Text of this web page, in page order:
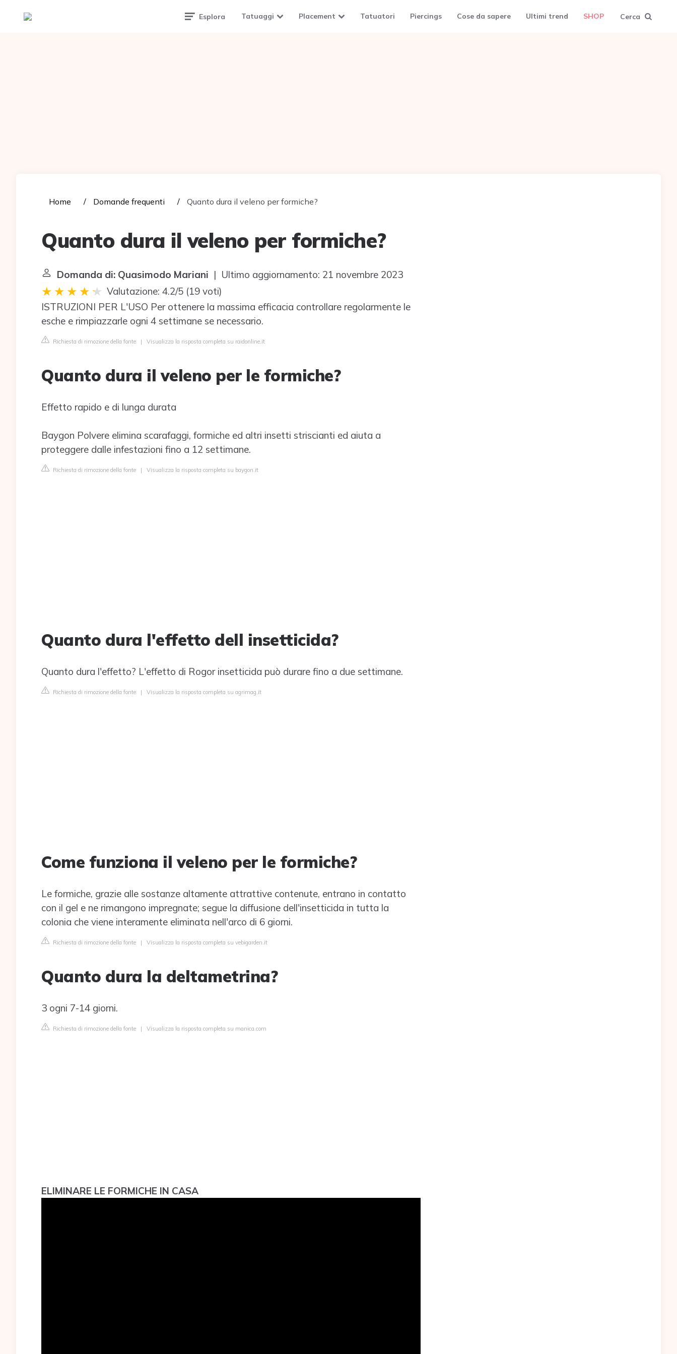
Tattoomuse.it Esplora Tatuaggi Placement Tatuatori Piercings Cose da sapere Ultimi trend SHOP Cerca
Home Domande frequenti Quanto dura il veleno per formiche?
Quanto dura il veleno per formiche?
Domanda di: Quasimodo Mariani | Ultimo aggiornamento: 21 novembre 2023
Valutazione: 4.2/5 (19 voti)
ISTRUZIONI PER L'USO Per ottenere la massima efficacia controllare regolarmente le
esche e rimpiazzarle ogni 4 settimane se necessario.
Richiesta di rimozione della fonte | Visualizza la risposta completa su raidonline.it
Quanto dura il veleno per le formiche?
Effetto rapido e di lunga durata
Baygon Polvere elimina scarafaggi, formiche ed altri insetti striscianti ed aiuta a
proteggere dalle infestazioni fino a 12 settimane.
Richiesta di rimozione della fonte | Visualizza la risposta completa su baygon.it
Quanto dura l'effetto dell insetticida?
Quanto dura l'effetto? L'effetto di Rogor insetticida può durare fino a due settimane.
Richiesta di rimozione della fonte | Visualizza la risposta completa su agrimag.it
Come funziona il veleno per le formiche?
Le formiche, grazie alle sostanze altamente attrattive contenute, entrano in contatto
con il gel e ne rimangono impregnate; segue la diffusione dell'insetticida in tutta la
colonia che viene interamente eliminata nell'arco di 6 giorni.
Richiesta di rimozione della fonte | Visualizza la risposta completa su vebigarden.it
Quanto dura la deltametrina?
3 ogni 7-14 giorni.
Richiesta di rimozione della fonte | Visualizza la risposta completa su manica.com
ELIMINARE LE FORMICHE IN CASA